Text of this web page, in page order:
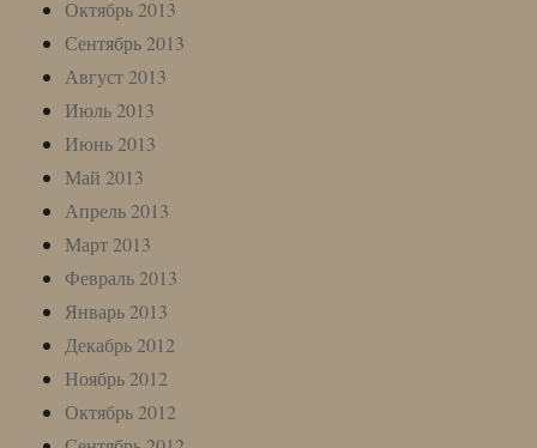
Октябрь 2013
Сентябрь 2013
Август 2013
Июль 2013
Июнь 2013
Май 2013
Апрель 2013
Март 2013
Февраль 2013
Январь 2013
Декабрь 2012
Ноябрь 2012
Октябрь 2012